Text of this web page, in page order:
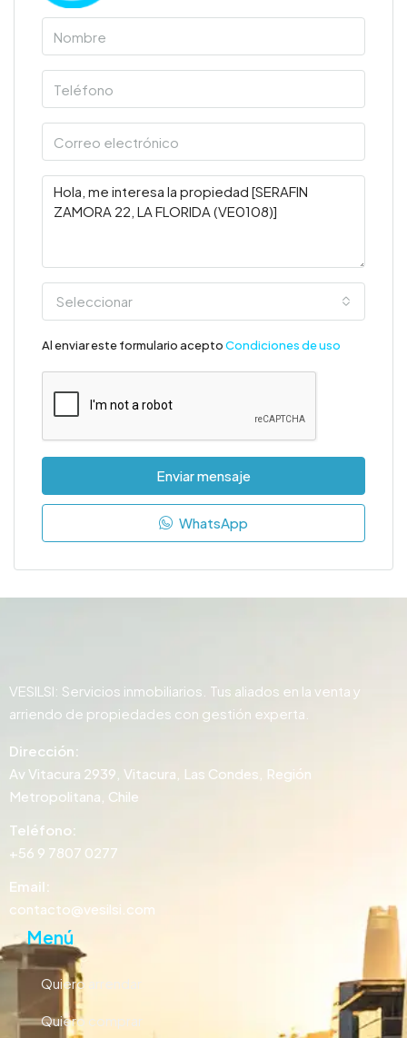
Seleccionar
Al enviar este formulario aceptoCondiciones de uso
Enviar mensaje
WhatsApp
VESILSI: Servicios inmobiliarios. Tus aliados en la venta y
arriendo de propiedades con gestión experta.
Dirección:
Av Vitacura 2939, Vitacura, Las Condes, Región
Metropolitana, Chile
Teléfono:
+56 9 7807 0277
Email:
contacto@vesilsi.com
Menú
Quiero arrendar
Quiero comprar